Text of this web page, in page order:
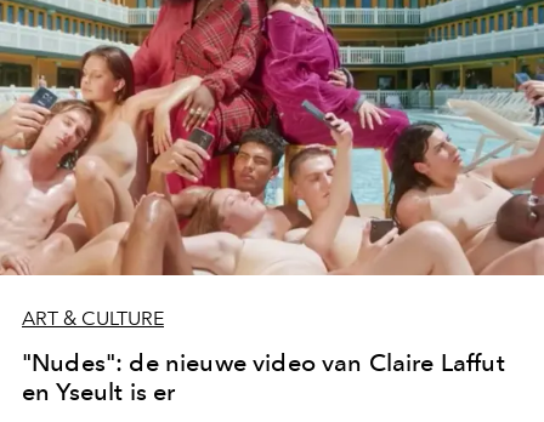
ART & CULTURE
"Nudes": de nieuwe video van Claire Laffut
en Yseult is er